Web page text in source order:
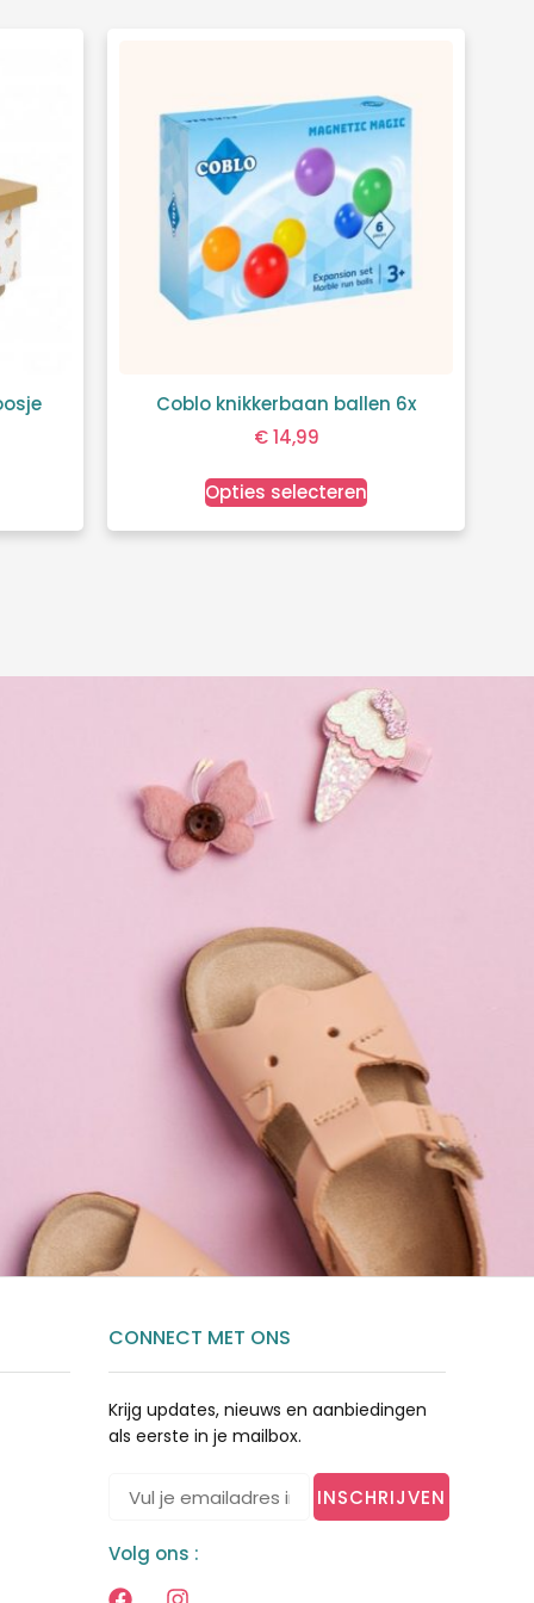
Coblo knikkerbaan ballen 6x
€14,99
Opties selecteren
CONNECT MET ONS
Krijg updates, nieuws en aanbiedingen
als eerste in je mailbox.
INSCHRIJVEN
Volg ons :